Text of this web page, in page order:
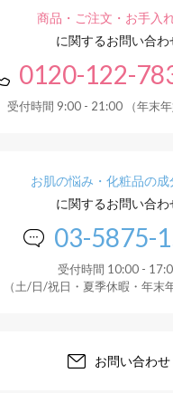
商品・ご注文・お手入
に関するお問い合わ
0120-122-
受付時間 9:00 - 21:00 （年末年
お肌の悩み・化粧品の成
に関するお問い合わ
03-5875-
受付時間 10:00 -
（土/日/祝日・夏季休暇・年末
お問い合わせ